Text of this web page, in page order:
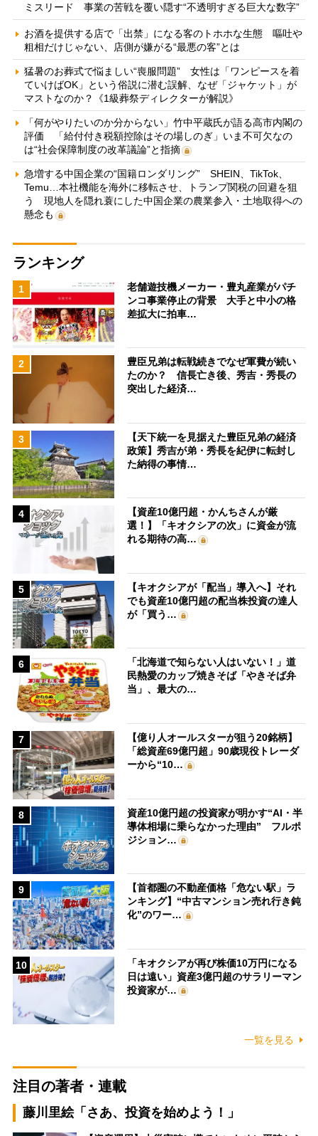
ミスリード 事業の苦戦を覆い隠す“不透明すぎる巨大な数字”
お酒を提供する店で「出禁」になる客のトホホな生態 嘔吐や
粗相だけじゃない、店側が嫌がる“最悪の客”とは
猛暑のお葬式で悩ましい“喪服問題” 女性は「ワンピースを着
ていけばOK」という俗説に潜む誤解、なぜ「ジャケット」が
マストなのか？《1級葬祭ディレクターが解説》
「何がやりたいのか分からない」竹中平蔵氏が語る高市内閣の
評価 「給付付き税額控除はその場しのぎ」いま不可欠なの
は“社会保障制度の改革議論”と指摘
急増する中国企業の“国籍ロンダリング” SHEIN、TikTok、
Temu…本社機能を海外に移転させ、トランプ関税の回避を狙
う 現地人を隠れ蓑にした中国企業の農業参入・土地取得への
懸念も
ランキング
1
老舗遊技機メーカー・豊丸産業がパチ
ンコ事業停止の背景 大手と中小の格
差拡大に拍車…
2
豊臣兄弟は転戦続きでなぜ軍費が続い
たのか？ 信長亡き後、秀吉・秀長の
突出した経済…
3
【天下統一を見据えた豊臣兄弟の経済
政策】秀吉が弟・秀長を紀伊に転封し
た納得の事情…
4
【資産10億円超・かんちさんが厳
選！】「キオクシアの次」に資金が流
れる期待の高…
5
【キオクシアが「配当」導入へ】それ
でも資産10億円超の配当株投資の達人
が「買う…
6
「北海道で知らない人はいない！」道
民熱愛のカップ焼きそば「やきそば弁
当」、最大の…
7
【億り人オールスターが狙う20銘柄】
「総資産69億円超」90歳現役トレーダ
ーから“10…
8
資産10億円超の投資家が明かす“AI・半
導体相場に乗らなかった理由” フルポ
ジション…
9
【首都圏の不動産価格「危ない駅」ラ
ンキング】“中古マンション売れ行き鈍
化”のワー…
10
「キオクシアが再び株価10万円になる
日は遠い」資産3億円超のサラリーマン
投資家が…
一覧を見る
注目の著者・連載
藤川里絵「さあ、投資を始めよう！」